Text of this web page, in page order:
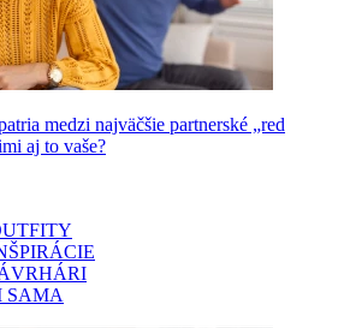
medzi najväčšie partnerské „red
aj to vaše?
SAMA